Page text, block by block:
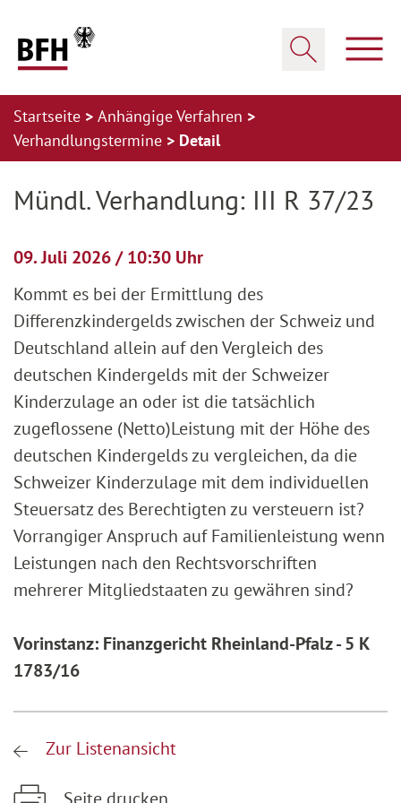
Startseite
Anhängige Verfahren
Verhandlungstermine
Detail
Mündl. Verhandlung: III R 37/23
09. Juli 2026 / 10:30 Uhr
Kommt es bei der Ermittlung des
Differenzkindergelds zwischen der Schweiz und
Deutschland allein auf den Vergleich des
deutschen Kindergelds mit der Schweizer
Kinderzulage an oder ist die tatsächlich
zugeflossene (Netto)Leistung mit der Höhe des
deutschen Kindergelds zu vergleichen, da die
Schweizer Kinderzulage mit dem individuellen
Steuersatz des Berechtigten zu versteuern ist?
Vorrangiger Anspruch auf Familienleistung wenn
Leistungen nach den Rechtsvorschriften
mehrerer Mitgliedstaaten zu gewähren sind?
Vorinstanz: Finanzgericht Rheinland-Pfalz - 5 K
1783/16
Zur Listenansicht